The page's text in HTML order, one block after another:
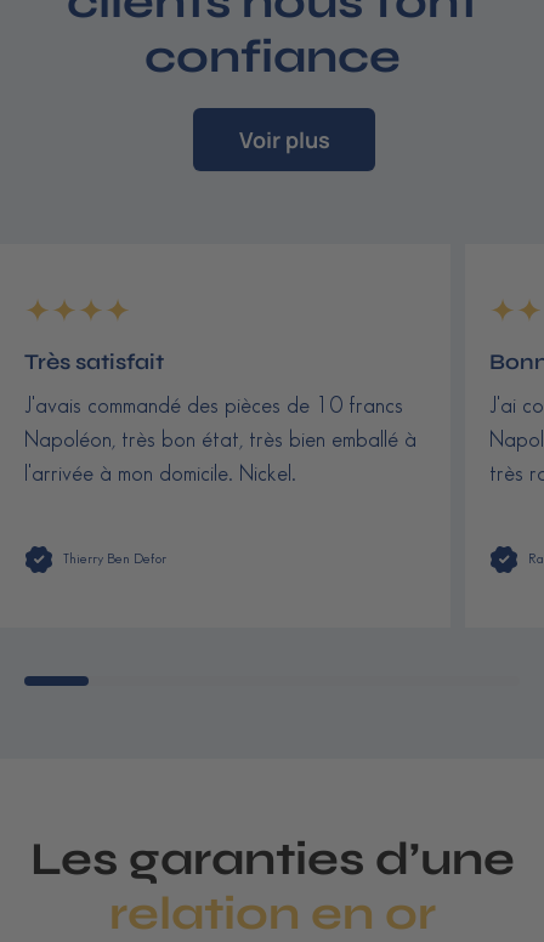
0
€
confiance
Voir plus
Très satisfait
J'avais commandé des pièces de 10 francs
Napoléon, très bon état, très bien emballé à
l'arrivée à mon domicile. Nickel.
Thierry Ben Defor
J'ai
très
Les garanties d’une
relation en or